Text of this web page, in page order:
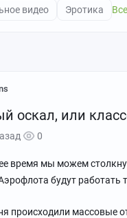
видео
Эротика
оскал, или
0
время мы можем
будут работать
происходили массовые